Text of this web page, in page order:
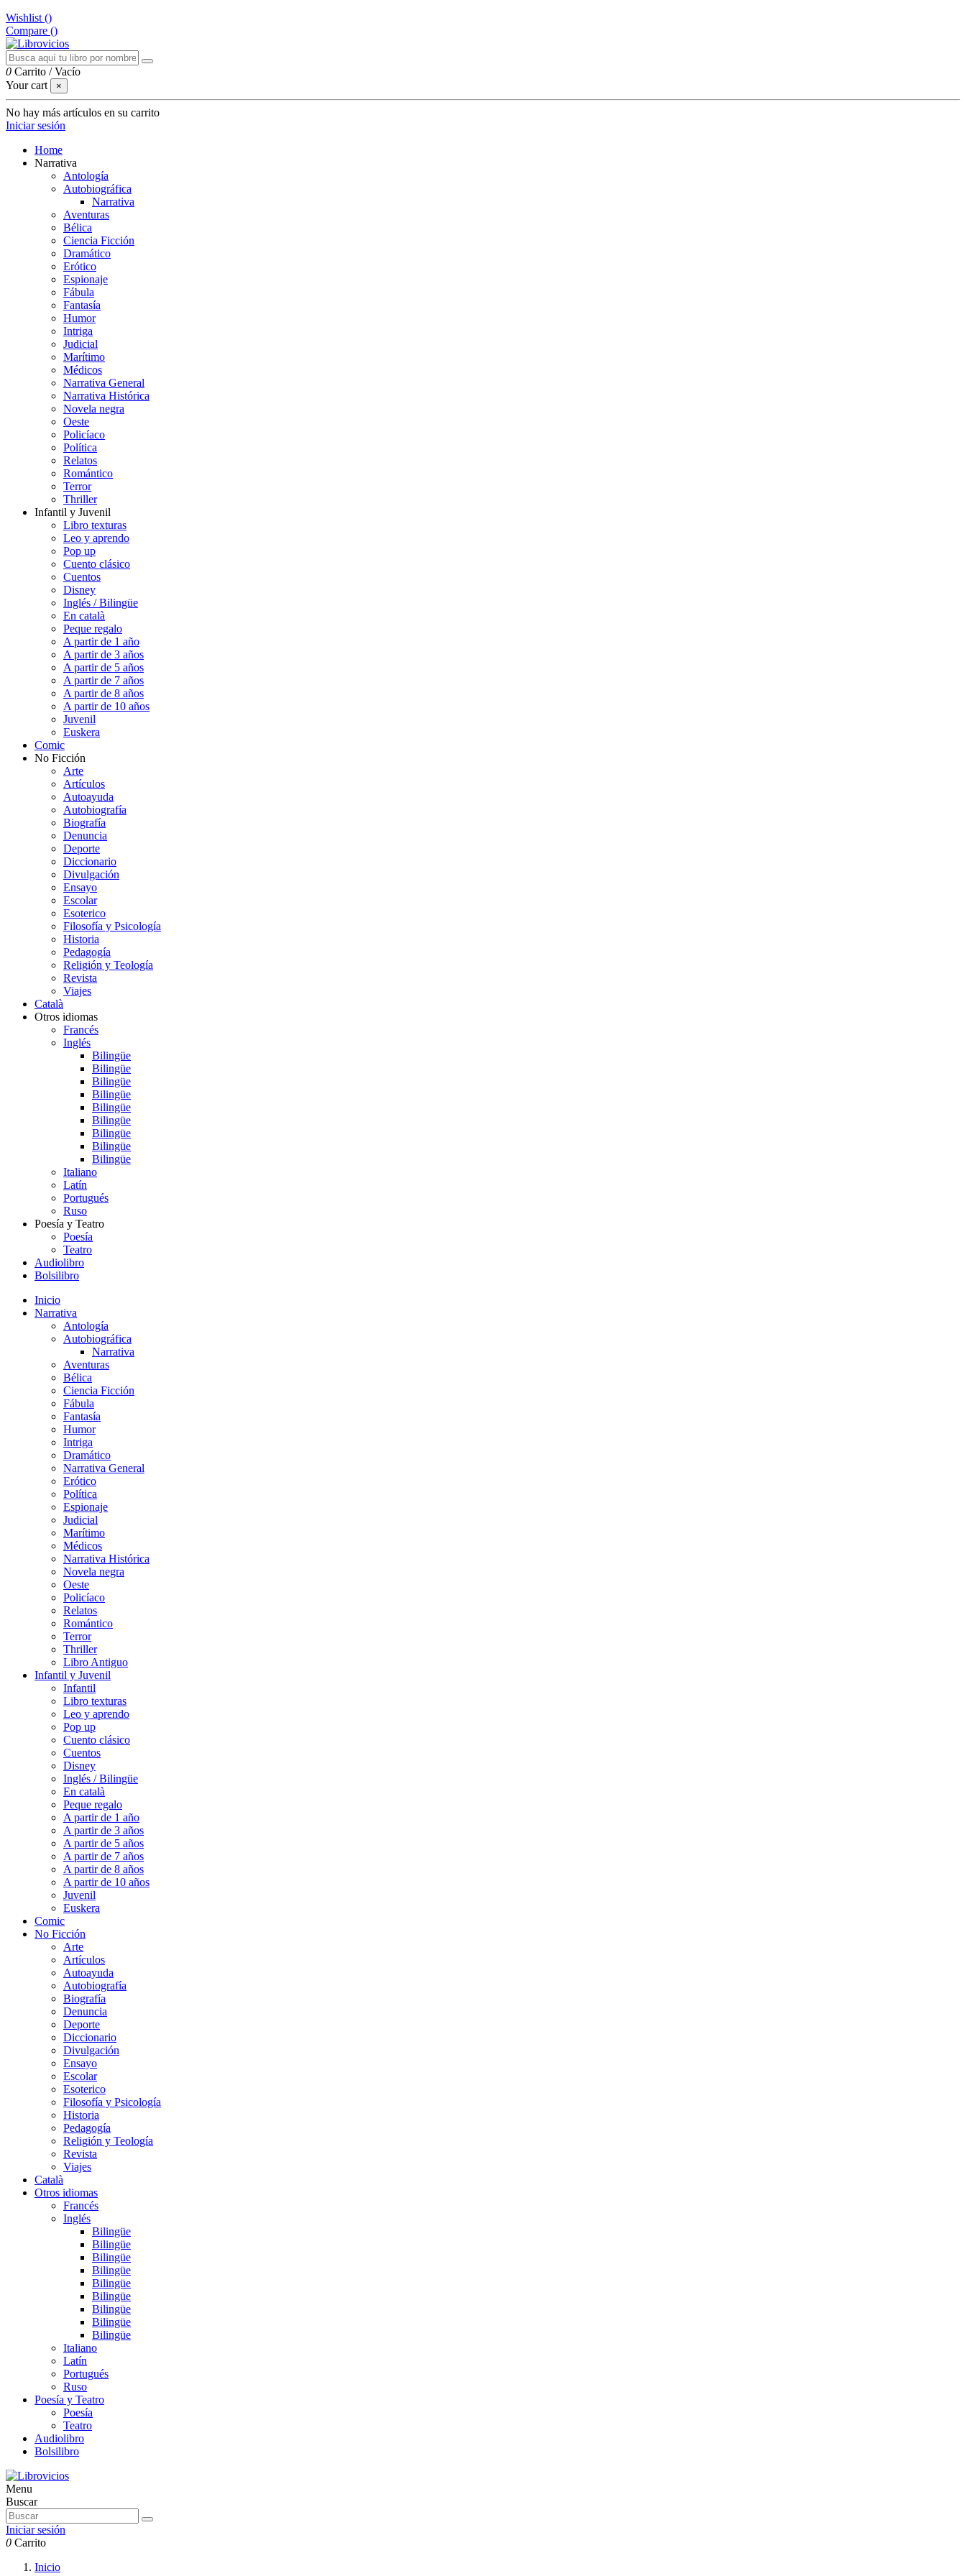
Wishlist ()
Compare ()
0 Carrito /Vacío
Your cart
×
No hay más artículos en su carrito
Iniciar sesión
Home
Narrativa
Antología
Autobiográfica
Narrativa
Aventuras
Bélica
Ciencia Ficción
Dramático
Erótico
Espionaje
Fábula
Fantasía
Humor
Intriga
Judicial
Marítimo
Médicos
Narrativa General
Narrativa Histórica
Novela negra
Oeste
Policíaco
Política
Relatos
Romántico
Terror
Thriller
Infantil y Juvenil
Libro texturas
Leo y aprendo
Pop up
Cuento clásico
Cuentos
Disney
Inglés / Bilingüe
En català
Peque regalo
A partir de 1 año
A partir de 3 años
A partir de 5 años
A partir de 7 años
A partir de 8 años
A partir de 10 años
Juvenil
Euskera
Comic
No Ficción
Arte
Artículos
Autoayuda
Autobiografía
Biografía
Denuncia
Deporte
Diccionario
Divulgación
Ensayo
Escolar
Esoterico
Filosofía y Psicología
Historia
Pedagogía
Religión y Teología
Revista
Viajes
Català
Otros idiomas
Francés
Inglés
Bilingüe
Bilingüe
Bilingüe
Bilingüe
Bilingüe
Bilingüe
Bilingüe
Bilingüe
Bilingüe
Italiano
Latín
Portugués
Ruso
Poesía y Teatro
Poesía
Teatro
Audiolibro
Bolsilibro
Inicio
Narrativa
Antología
Autobiográfica
Narrativa
Aventuras
Bélica
Ciencia Ficción
Fábula
Fantasía
Humor
Intriga
Dramático
Narrativa General
Erótico
Política
Espionaje
Judicial
Marítimo
Médicos
Narrativa Histórica
Novela negra
Oeste
Policíaco
Relatos
Romántico
Terror
Thriller
Libro Antiguo
Infantil y Juvenil
Infantil
Libro texturas
Leo y aprendo
Pop up
Cuento clásico
Cuentos
Disney
Inglés / Bilingüe
En català
Peque regalo
A partir de 1 año
A partir de 3 años
A partir de 5 años
A partir de 7 años
A partir de 8 años
A partir de 10 años
Juvenil
Euskera
Comic
No Ficción
Arte
Artículos
Autoayuda
Autobiografía
Biografía
Denuncia
Deporte
Diccionario
Divulgación
Ensayo
Escolar
Esoterico
Filosofía y Psicología
Historia
Pedagogía
Religión y Teología
Revista
Viajes
Català
Otros idiomas
Francés
Inglés
Bilingüe
Bilingüe
Bilingüe
Bilingüe
Bilingüe
Bilingüe
Bilingüe
Bilingüe
Bilingüe
Italiano
Latín
Portugués
Ruso
Poesía y Teatro
Poesía
Teatro
Audiolibro
Bolsilibro
Menu
Buscar
Iniciar sesión
0 Carrito
Inicio